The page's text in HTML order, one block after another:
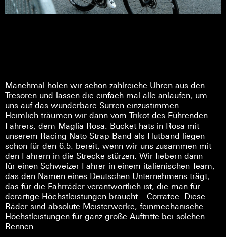
Manchmal holen wir schon zahlreiche Uhren aus den
Tresoren und lassen die einfach mal alle anlaufen, um
uns auf das wunderbare Surren einzustimmen.
Heimlich träumen wir dann vom Trikot des Führenden
Fahrers, dem Maglia Rosa. Bucket hats in Rosa mit
unserem Racing Nato Strap Band als Hutband liegen
schon für den 6.5. bereit, wenn wir uns zusammen mit
den Fahrern in die Strecke stürzen. Wir fiebern dann
für einen Schweizer Fahrer in einem italienischen Team,
das den Namen eines Deutschen Unternehmens trägt,
das für die Fahrräder verantwortlich ist, die man für
derartige Höchstleistungen braucht – Corratec. Diese
Räder sind absolute Meisterwerke, feinmechanische
Höchstleistungen für ganz große Auftritte bei solchen
Rennen.